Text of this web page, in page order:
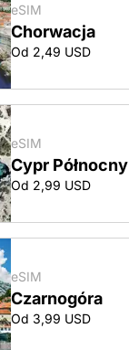
eSIM
Chorwacja
Od 2,49 USD
eSIM
Cypr Północny
Od 2,99 USD
eSIM
Czarnogóra
Od 3,99 USD